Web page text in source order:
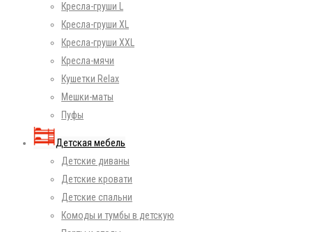
Кресла-груши L
Кресла-груши XL
Кресла-груши XXL
Кресла-мячи
Кушетки Relax
Мешки-маты
Пуфы
Детская мебель
Детские диваны
Детские кровати
Детские спальни
Комоды и тумбы в детскую